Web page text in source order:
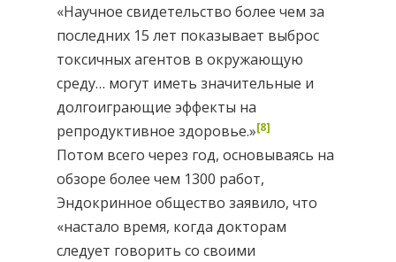
«Научное свидетельство более чем за
последних 15 лет показывает выброс
токсичных агентов в окружающую
среду… могут иметь значительные и
долгоиграющие эффекты на
репродуктивное здоровье.»[8]
Потом всего через год, основываясь на
обзоре более чем 1300 работ,
Эндокринное общество заявило, что
«настало время, когда докторам
следует говорить со своими